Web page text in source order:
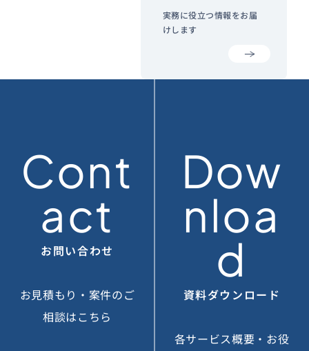
実務に役立つ情報をお届
けします
Cont
act
お問い合わせ
お見積もり・案件のご
相談はこちら
Dow
nloa
d
資料ダウンロード
各サービス概要・お役